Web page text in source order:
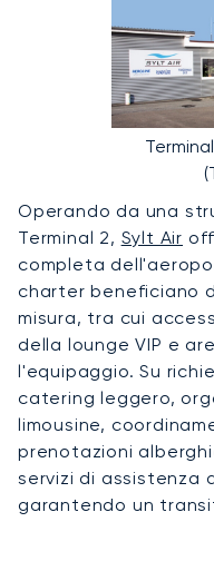
Operando da una
Terminal 2, Sylt Air
completa
charter beneficiano
misura, tra cui
della lounge VIP e
l'equipaggio. Su
catering leggero,
limousine,
prenotazioni
servizi di assistenza
garantendo un